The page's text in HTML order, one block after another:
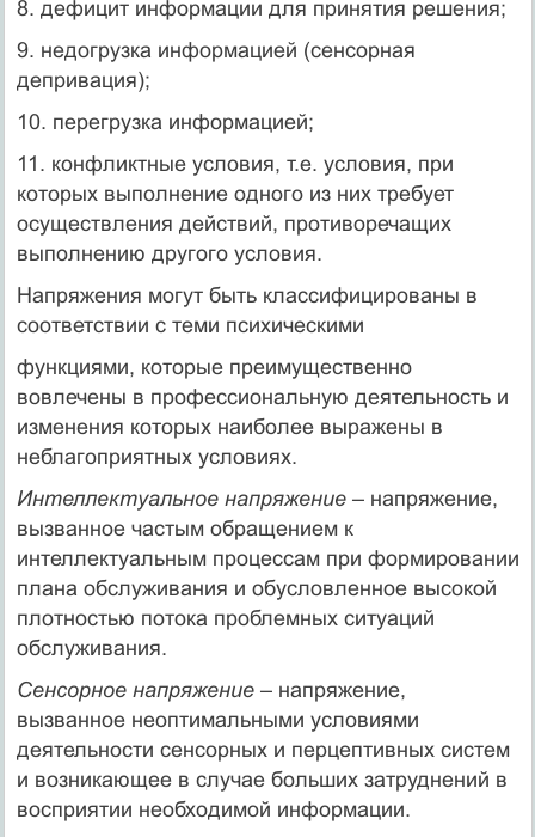
8. дефицит информации для принятия решения;
9. недогрузка информацией (сенсорная
депривация);
10. перегрузка информацией;
11. конфликтные условия, т.е. условия, при
которых выполнение одного из них требует
осуществления действий, противоречащих
выполнению другого условия.
Напряжения могут быть классифицированы в
соответствии с теми психическими
функциями, которые преимущественно
вовлечены в профессиональную деятельность и
изменения которых наиболее выражены в
неблагоприятных условиях.
Интеллектуальное напряжение– напряжение,
вызванное частым обращением к
интеллектуальным процессам при формировании
плана обслуживания и обусловленное высокой
плотностью потока проблемных ситуаций
обслуживания.
Сенсорное напряжение– напряжение,
вызванное неоптимальными условиями
деятельности сенсорных и перцептивных систем
и возникающее в случае больших затруднений в
восприятии необходимой информации.